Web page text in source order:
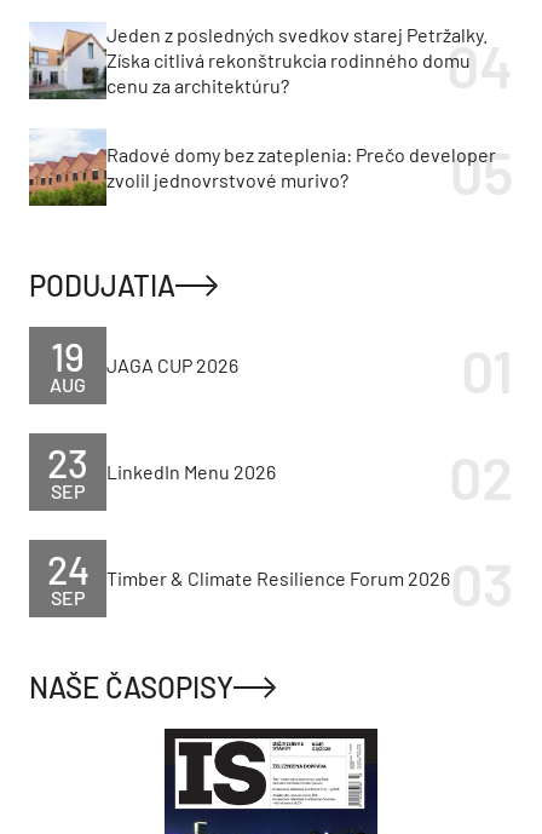
Jeden z posledných svedkov starej Petržalky.
Získa citlivá rekonštrukcia rodinného domu
cenu za architektúru?
Radové domy bez zateplenia: Prečo developer
zvolil jednovrstvové murivo?
PODUJATIA
AUG
19 JAGA CUP 2026
SEP
23 LinkedIn Menu 2026
SEP
24 Timber & Climate Resilience Forum 2026
NAŠE ČASOPISY